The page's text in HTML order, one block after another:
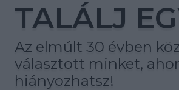
TALÁLJ
Az elmúlt 30 évben
választott minket,
hiányozhatsz!